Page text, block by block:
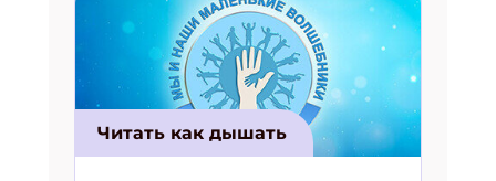
Читать как дышать
Укажите Ваш Email
ПОДПИСАТЬСЯ